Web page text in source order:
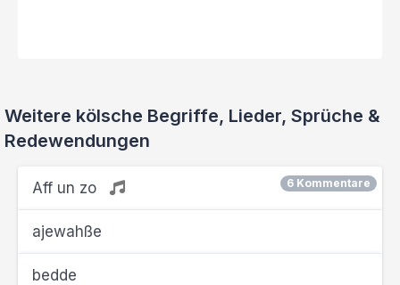
Weitere kölsche Begriffe, Lieder, Sprüche &
Redewendungen
6 Kommentare
Aff un zo
ajewahße
bedde